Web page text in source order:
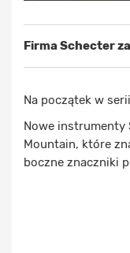
Firma Schecter
Na początek w serii
Nowe instrumenty
Mountain, które
boczne znaczniki